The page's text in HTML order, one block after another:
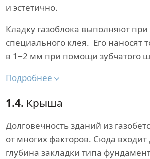
и эстетично.
Кладку газоблока выполняют
специального клея. Его наносят
в 1−2 мм при помощи зубчатого
Подробнее
1.4. Крыша
Долговечность зданий из
от многих факторов. Сюда входит
глубина закладки типа